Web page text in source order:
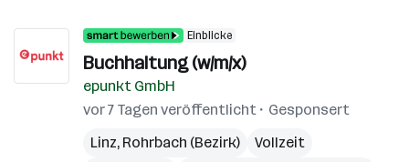
Einblicke
Buchhaltung (w/m/x)
epunkt GmbH
vor 7 Tagen veröffentlicht
Gesponsert
Linz, Rohrbach (Bezirk)
Vollzeit